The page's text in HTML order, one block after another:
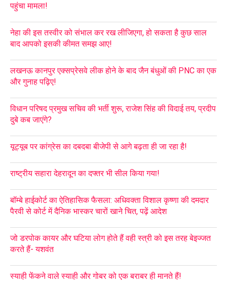
पहुंचा मामला!
नेहा की इस तस्वीर को संभाल कर रख लीजिएगा, हो सकता है कुछ साल
बाद आपको इसकी कीमत समझ आए!
लखनऊ कानपुर एक्सप्रेसवे लीक होने के बाद जैन बंधुओं की PNC का एक
और गुनाह पढ़िए!
विधान परिषद प्रमुख सचिव की भर्ती शुरू, राजेश सिंह की विदाई तय, प्रदीप
दुबे कब जाएंगे?
यूट्यूब पर कांग्रेस का दबदबा बीजेपी से आगे बढ़ता ही जा रहा है!
राष्ट्रीय सहारा देहरादून का दफ्तर भी सील किया गया!
बॉम्बे हाईकोर्ट का ऐतिहासिक फैसला: अधिवक्ता विशाल कृष्णा की दमदार
पैरवी से कोर्ट में दैनिक भास्कर चारों खाने चित, पढ़ें आदेश
जो डरपोक कायर और घटिया लोग होते हैं वही स्त्री को इस तरह बेइज्जत
करते हैं- यशवंत
स्याही फेंकने वाले स्याही और गोबर को एक बराबर ही मानते हैं!